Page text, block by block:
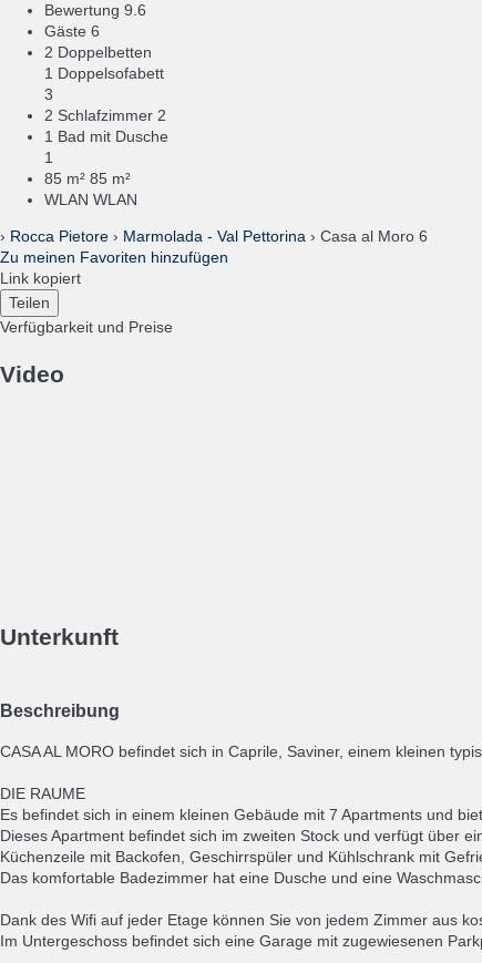
Bewertung 9.6
Gäste 6
2 Doppelbetten
1 Doppelsofabett
3
2 Schlafzimmer 2
1 Bad mit Dusche
1
85 m² 85 m²
WLAN WLAN
› Rocca Pietore › Marmolada - Val Pettorina › Casa al Moro 6
Zu meinen Favoriten hinzufügen
Link kopiert
Teilen
Verfügbarkeit und Preise
Video
Unterkunft
Beschreibung
CASA AL MORO befindet sich in Caprile, Saviner, einem kleinen
DIE RAUME
Es befindet sich in einem kleinen Gebäude mit 7 Apartments und
Dieses Apartment befindet sich im zweiten Stock und verfügt über
Küchenzeile mit Backofen, Geschirrspüler und Kühlschrank mit
Das komfortable Badezimmer hat eine Dusche und eine
Dank des Wifi auf jeder Etage können Sie von jedem Zimmer aus
Im Untergeschoss befindet sich eine Garage mit zugewiesenen